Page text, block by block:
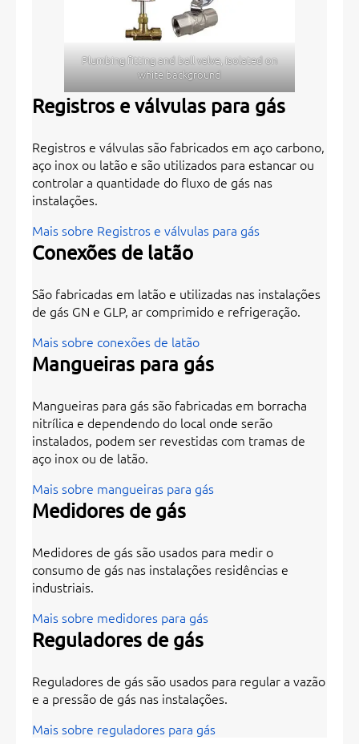
Plumbing fitting and ball valve, isolated on
white background
Registros e válvulas para gás
Registros e válvulas são fabricados em aço carbono,
aço inox ou latão e são utilizados para estancar ou
controlar a quantidade do fluxo de gás nas
instalações.
Mais sobre Registros e válvulas para gás
Conexões de latão
São fabricadas em latão e utilizadas nas instalações
de gás GN e GLP, ar comprimido e refrigeração.
Mais sobre conexões de latão
Mangueiras para gás
Mangueiras para gás são fabricadas em borracha
nitrílica e dependendo do local onde serão
instalados, podem ser revestidas com tramas de
aço inox ou de latão.
Mais sobre mangueiras para gás
Medidores de gás
Medidores de gás são usados para medir o
consumo de gás nas instalações residências e
industriais.
Mais sobre medidores para gás
Reguladores de gás
Reguladores de gás são usados para regular a vazão
e a pressão de gás nas instalações.
Mais sobre reguladores para gás